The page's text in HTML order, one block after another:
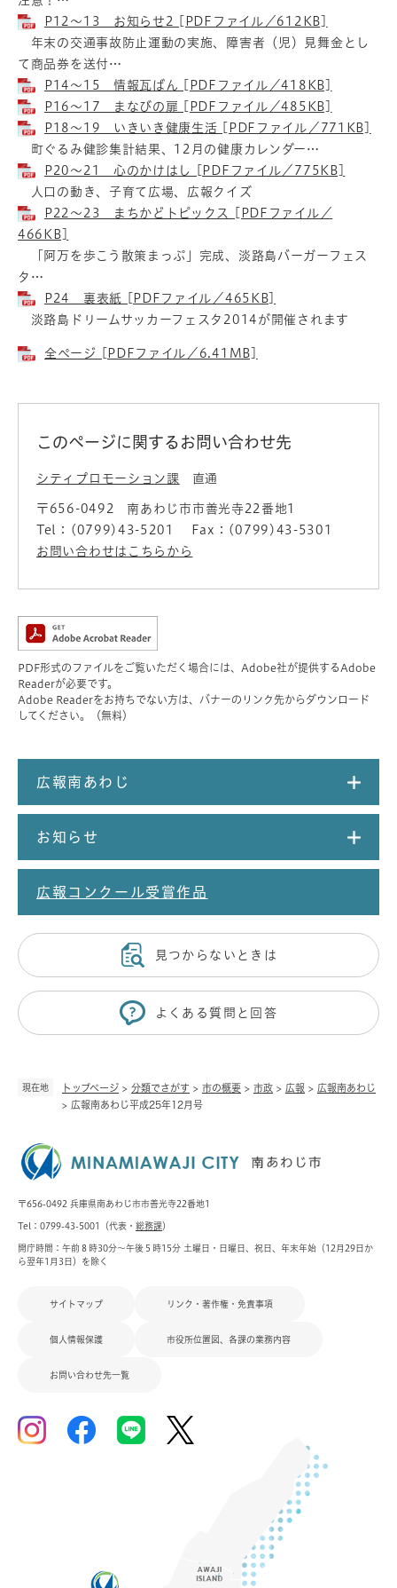
現在地 トップページ > 分類でさがす > 市の概要 > 市政 > 広報 > 広報南あわじ
> 広報南あわじ平成25年12月号
P12～13 お知らせ2 [PDFファイル／612KB]
年末の交通事故防止運動の実施、障害者（児）見舞金とし
て商品券を送付…
P14～15 情報瓦ばん [PDFファイル／418KB]
P16～17 まなびの扉 [PDFファイル／485KB]
P18～19 いきいき健康生活 [PDFファイル／771KB]
町ぐるみ健診集計結果、12月の健康カレンダー…
P20～21 心のかけはし [PDFファイル／775KB]
人口の動き、子育て広場、広報クイズ
P22～23 まちかどトピックス [PDFファイル／
466KB]
「阿万を歩こう散策まっぷ」完成、淡路島バーガーフェス
タ…
P24 裏表紙 [PDFファイル／465KB]
淡路島ドリームサッカーフェスタ2014が開催されます
全ページ [PDFファイル／6.41MB]
このページに関するお問い合わせ先
シティプロモーション課 直通
〒656-0492
南あわじ市市善光寺22番地1
Tel：(0799)43-5201
Fax：(0799)43-5301
お問い合わせはこちらから
PDF形式のファイルをご覧いただく場合には、Adobe社が提供するAdobe
Readerが必要です。
Adobe Readerをお持ちでない方は、バナーのリンク先からダウンロード
してください。（無料）
広報南あわじ
お知らせ
広報コンクール受賞作品
見つからないときは
よくある質問と回答
〒656-0492 兵庫県南あわじ市市善光寺22番地1
Tel：0799-43-5001（代表・ 総務課）
開庁時間：午前８時30分～午後５時15分 土曜日・日曜日、祝日、年末年始（12月29日か
ら翌年1月3日）を除く
サイトマップ リンク・著作権・免責事項
個人情報保護 市役所位置図、各課の業務内容
お問い合わせ先一覧